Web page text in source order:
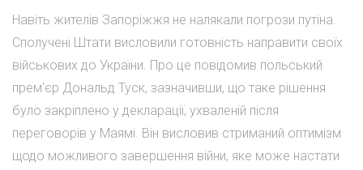
Навіть жителів Запоріжжя не налякали погрози путіна.
Сполучені Штати висловили готовність направити своїх
військових до України. Про це повідомив польський
прем'єр Дональд Туск, зазначивши, що таке рішення
було закріплено у декларації, ухваленій після
переговорів у Маямі. Він висловив стриманий оптимізм
щодо можливого завершення війни, яке може настати